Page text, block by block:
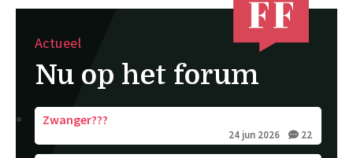
Actueel
Nu op het forum
Zwanger???
24 jun 2026 22